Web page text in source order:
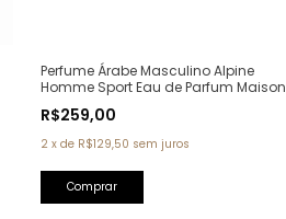
Perfume Árabe Masculino Alpine
Homme Sport Eau de Parfum Maison
Homme Sport Chanel)
R$259,00
2 x de R$129,50 sem juros